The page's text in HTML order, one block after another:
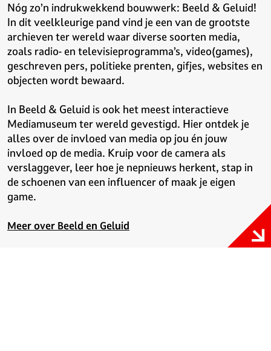
Nóg zo’n indrukwekkend bouwwerk: Beeld & Geluid!
In dit veelkleurige pand vind je een van de grootste
archieven ter wereld waar diverse soorten media,
zoals radio- en televisieprogramma’s, video(games),
geschreven pers, politieke prenten, gifjes, websites en
objecten wordt bewaard.
In Beeld & Geluid is ook het meest interactieve
Mediamuseum ter wereld gevestigd. Hier ontdek je
alles over de invloed van media op jou én jouw
invloed op de media. Kruip voor de camera als
verslaggever, leer hoe je nepnieuws herkent, stap in
de schoenen van een influencer of maak je eigen
game.
Meer over Beeld en Geluid